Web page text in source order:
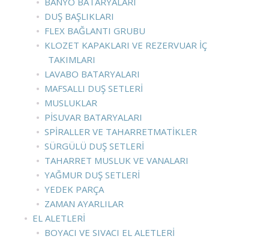
DUŞ BAŞLIKLARI
FLEX BAĞLANTI GRUBU
KLOZET KAPAKLARI VE REZERVUAR İÇ
TAKIMLARI
LAVABO BATARYALARI
MAFSALLI DUŞ SETLERI
MUSLUKLAR
PISUVAR BATARYALARI
SPIRALLER VE TAHARRETMATIKLER
SÜRGÜLÜ DUŞ SETLERI
TAHARRET MUSLUK VE VANALARI
YAĞMUR DUŞ SETLERI
YEDEK PARÇA
ZAMAN AYARLILAR
EL ALETLERI
BOYACI VE SIVACI EL ALETLERI